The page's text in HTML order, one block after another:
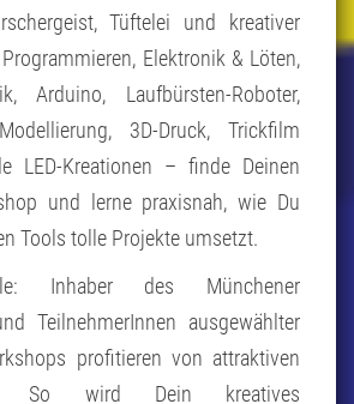
Tüftelei und kreativer
Elektronik & Löten,
Arduino, Laufbürsten-Roboter,
3D-Druck, Trickfilm
LED-Kreationen – finde Deinen
und lerne praxisnah, wie Du
Tools tolle Projekte umsetzt.
Inhaber des Münchener
TeilnehmerInnen ausgewählter
profitieren von attraktiven
So wird Dein kreatives